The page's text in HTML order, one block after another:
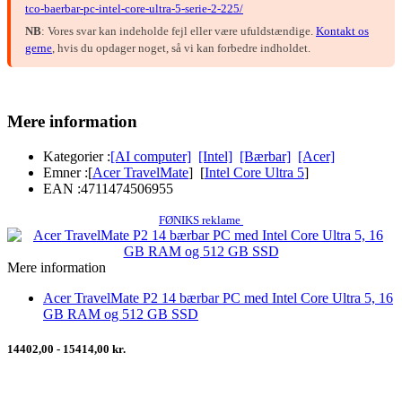
tco-baerbar-pc-intel-core-ultra-5-serie-2-225/
NB: Vores svar kan indeholde fejl eller være ufuldstændige. Kontakt os
gerne , hvis du opdager noget, så vi kan forbedre indholdet.
Mere information
Kategorier :[AI computer] [Intel] [Bærbar] [Acer]
Emner :[Acer TravelMate] [Intel Core Ultra 5]
EAN :4711474506955
FØNIKS reklame
Mere information
Acer TravelMate P2 14 bærbar PC med Intel Core Ultra 5, 16
GB RAM og 512 GB SSD
14402,00 - 15414,00 kr.